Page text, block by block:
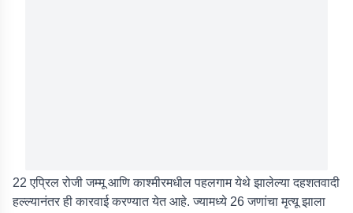
22 एप्रिल रोजी जम्मू आणि काश्मीरमधील पहलगाम येथे झालेल्या दहशतवादी
हल्ल्यानंतर ही कारवाई करण्यात येत आहे. ज्यामध्ये 26 जणांचा मृत्यू झाला